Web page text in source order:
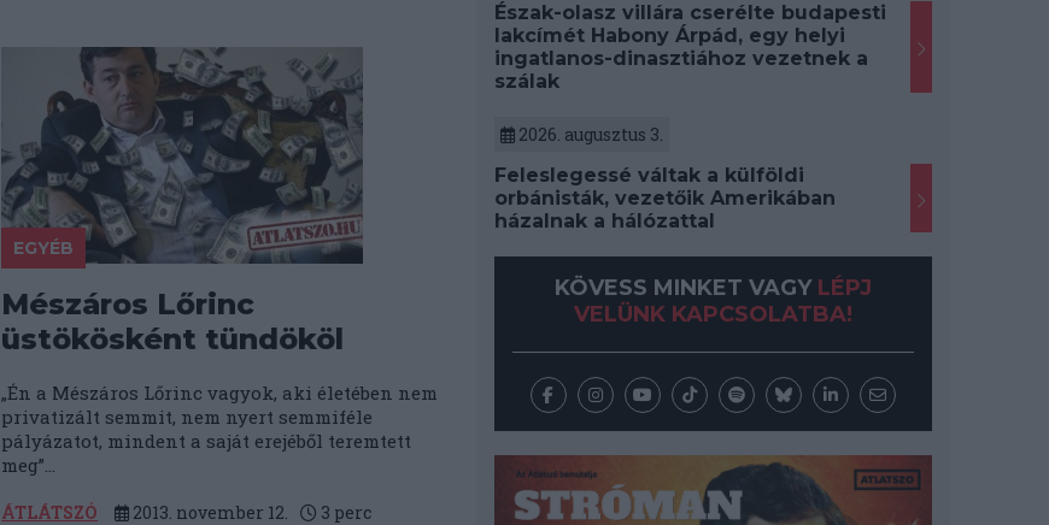
EGYÉB
Mészáros Lőrinc
üstökösként tündököl
„Én a Mészáros Lőrinc vagyok, aki életében nem
privatizált semmit, nem nyert semmiféle
pályázatot, mindent a saját erejéből teremtett
meg”...
ÁTLÁTSZÓ 2013. november 12. 3 perc
Észak-olasz villára cserélte budapesti
lakcímét Habony Árpád, egy helyi
ingatlanos-dinasztiához vezetnek a
szálak
2026. augusztus 3.
Feleslegessé váltak a külföldi
orbánisták, vezetőik Amerikában
házalnak a hálózattal
KÖVESS MINKET VAGY LÉPJ
VELÜNK KAPCSOLATBA!